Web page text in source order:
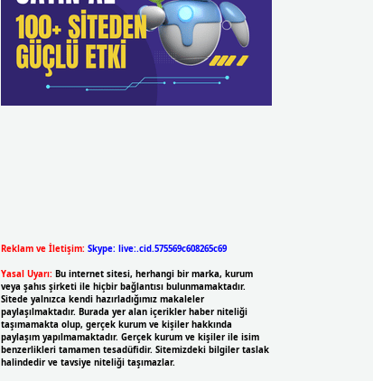
Reklam ve İletişim: Skype: live:.cid.575569c608265c69
Yasal Uyarı: Bu internet sitesi, herhangi bir marka, kurum
veya şahıs şirketi ile hiçbir bağlantısı bulunmamaktadır.
Sitede yalnızca kendi hazırladığımız makaleler
paylaşılmaktadır. Burada yer alan içerikler haber niteliği
taşımamakta olup, gerçek kurum ve kişiler hakkında
paylaşım yapılmamaktadır. Gerçek kurum ve kişiler ile isim
benzerlikleri tamamen tesadüfidir. Sitemizdeki bilgiler taslak
halindedir ve tavsiye niteliği taşımazlar.